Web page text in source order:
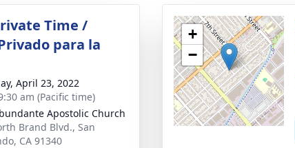
Time /
para la
April 23, 2022
am (Pacific time)
Apostolic Church
Brand Blvd., San
CA 91340
+
−